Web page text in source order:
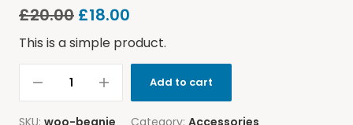
£20.00 £18.00
This is a simple product.
Add to cart
SKU: woo-beanie Category: Accessories